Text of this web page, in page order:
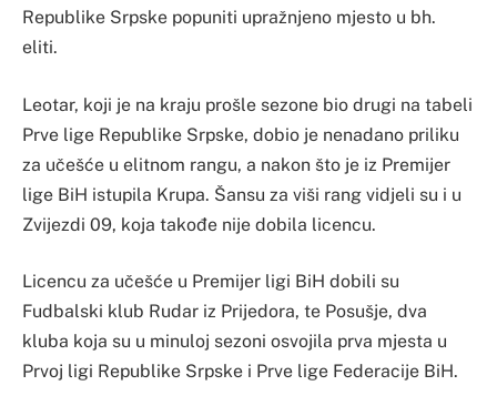
Republike Srpske popuniti upražnjeno mjesto u bh.
eliti.
Leotar, koji je na kraju prošle sezone bio drugi na tabeli
Prve lige Republike Srpske, dobio je nenadano priliku
za učešće u elitnom rangu, a nakon što je iz Premijer
lige BiH istupila Krupa. Šansu za viši rang vidjeli su i u
Zvijezdi 09, koja takođe nije dobila licencu.
Licencu za učešće u Premijer ligi BiH dobili su
Fudbalski klub Rudar iz Prijedora, te Posušje, dva
kluba koja su u minuloj sezoni osvojila prva mjesta u
Prvoj ligi Republike Srpske i Prve lige Federacije BiH.